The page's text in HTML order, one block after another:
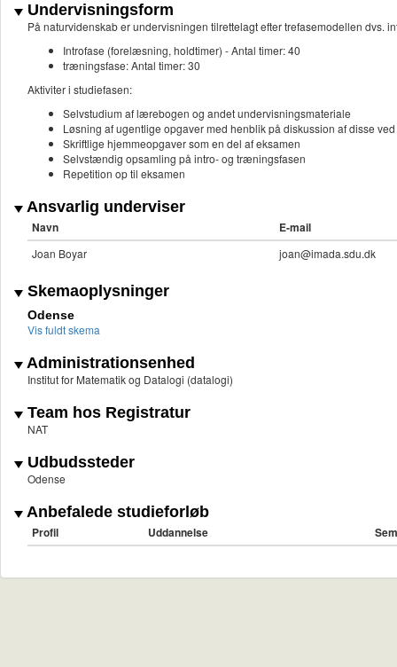
Undervisningsform
På naturvidenskab er undervisningen tilrettelagt efter trefasemodellen dvs.
Introfase (forelæsning, holdtimer) - Antal timer: 40
træningsfase: Antal timer: 30
Aktiviter i studiefasen:
Selvstudium af lærebogen og andet undervisningsmateriale
Løsning af ugentlige opgaver med henblik på diskussion af disse
Skriftlige hjemmeopgaver som en del af eksamen
Selvstændig opsamling på intro- og træningsfasen
Repetition op til eksamen
Ansvarlig underviser
Navn E-mail
Joan Boyar joan@imada.sdu.dk
Skemaoplysninger
Odense
Vis fuldt skema
Administrationsenhed
Institut for Matematik og Datalogi (datalogi)
Team hos Registratur
NAT
Udbudssteder
Odense
Anbefalede studieforløb
Profil Uddannelse